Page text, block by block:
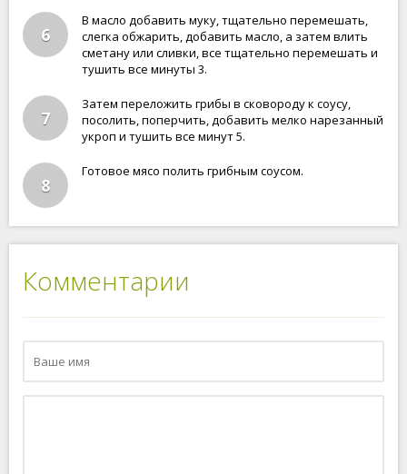
6
В масло добавить муку, тщательно перемешать,
слегка обжарить, добавить масло, а затем влить
сметану или сливки, все тщательно перемешать и
тушить все минуты 3.
7
Затем переложить грибы в сковороду к соусу,
посолить, поперчить, добавить мелко нарезанный
укроп и тушить все минут 5.
8
Готовое мясо полить грибным соусом.
Комментарии